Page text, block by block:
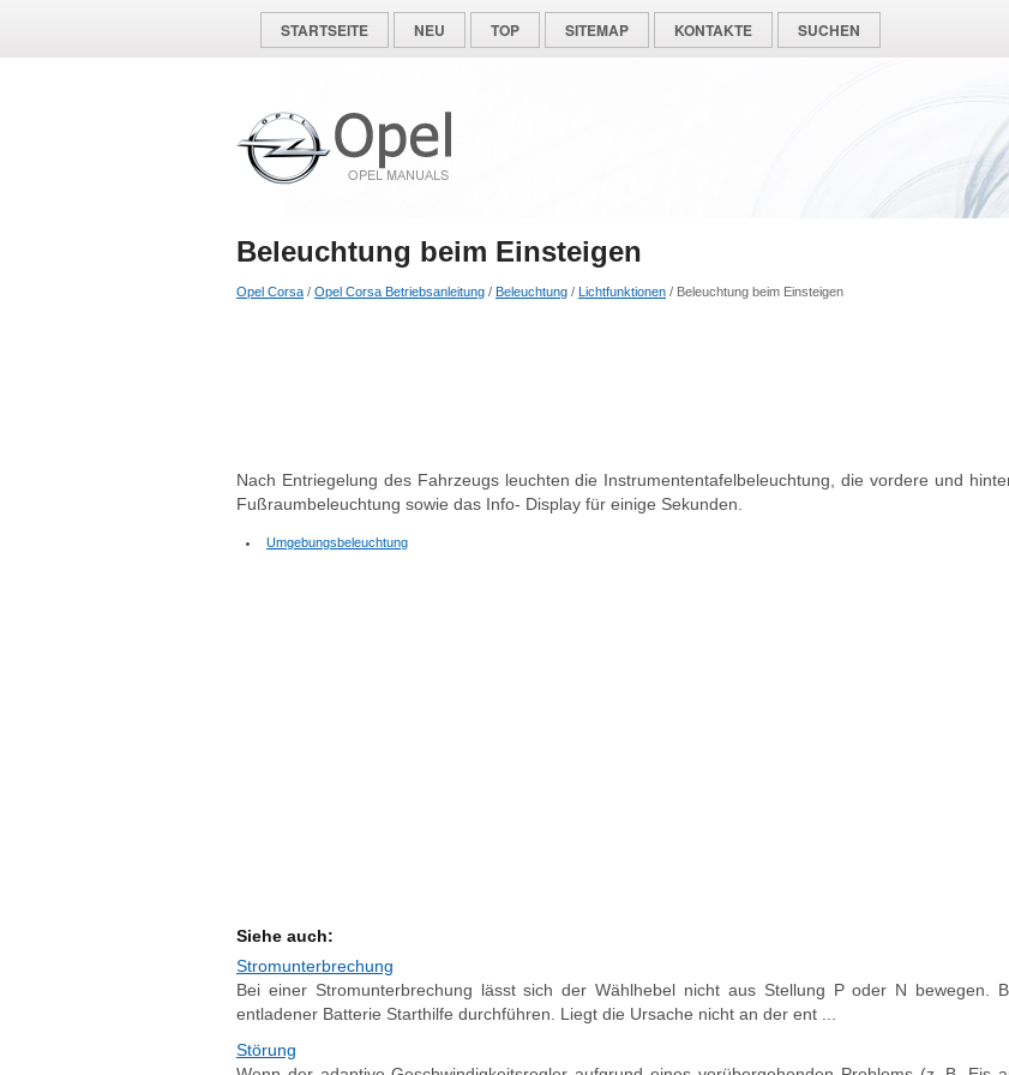
STARTSEITE NEU TOP SITEMAP KONTAKTE SUCHEN
Beleuchtung beim Einsteigen
Opel Corsa / Opel Corsa Betriebsanleitung / Beleuchtung / Lichtfunktionen / Beleuchtung beim Einsteigen
Nach Entriegelung des Fahrzeugs leuchten die Instrumententafelbeleuchtung, die vordere und
Fußraumbeleuchtung sowie das Info- Display für einige Sekunden.
Umgebungsbeleuchtung
Siehe auch:
Stromunterbrechung
Bei einer Stromunterbrechung lässt sich der Wählhebel nicht aus Stellung P oder N bewegen.
entladener Batterie Starthilfe durchführen. Liegt die Ursache nicht an der ent ...
Störung